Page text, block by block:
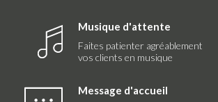
Musique d'attente
Faites patienter agréablement
vos clients en musique
Message d'accueil
Journal d'appels